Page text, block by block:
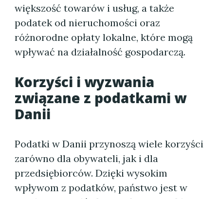
większość towarów i usług, a także
podatek od nieruchomości oraz
różnorodne opłaty lokalne, które mogą
wpływać na działalność gospodarczą.
Korzyści i wyzwania
związane z podatkami w
Danii
Podatki w Danii przynoszą wiele korzyści
zarówno dla obywateli, jak i dla
przedsiębiorców. Dzięki wysokim
wpływom z podatków, państwo jest w